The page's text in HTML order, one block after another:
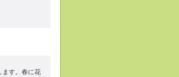
ます。春に花